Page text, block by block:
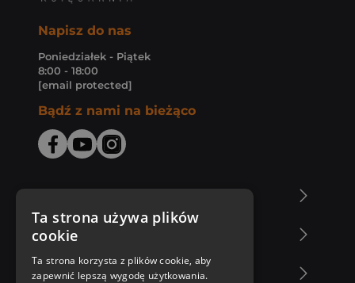
Napisz do nas
Poniedziałek - Piątek
8:00 - 18:00
[email protected]
Bądź z nami na bieżąco
Zakupy u nas
Nasza oferta
Ta strona używa plików
cookie
Ta strona korzysta z plików cookie, aby
zapewnić lepszą wygodę użytkowania.